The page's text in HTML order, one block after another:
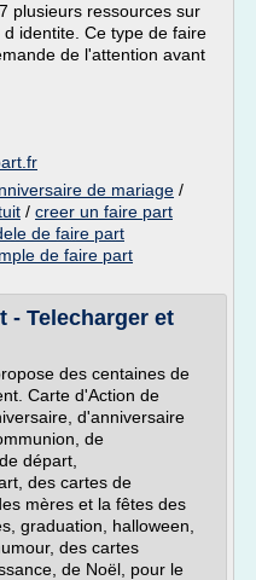
plusieurs ressources sur
identite. Ce type de faire
de l'attention avant
de mariage /
/ creer un faire part
de faire part
de faire part
- Telecharger et
des centaines de
Carte d'Action de
d'anniversaire
de
départ,
des cartes de
mères et la fêtes des
graduation, halloween,
des cartes
de Noël, pour le